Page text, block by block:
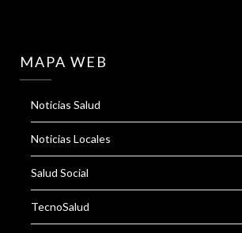
MAPA WEB
Noticias Salud
Noticias Locales
Salud Social
TecnoSalud